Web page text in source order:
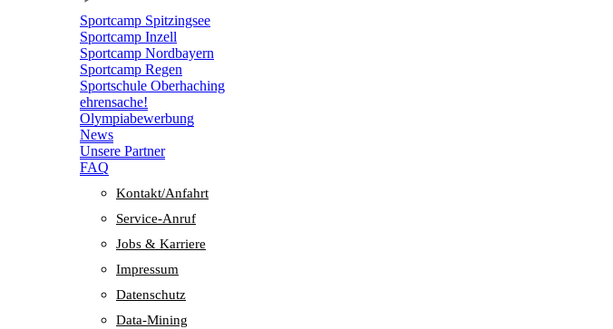
Sport­camp Spitzingsee
Sport­camp Inzell
Sport­camp Nordbayern
Sport­camp Regen
Sport­schule Oberhaching
ehren­sa­che!
Olym­pia­be­wer­bung
News
Unsere Part­ner
FAQ
Kontakt/​​Anfahrt
Service-Anruf
Jobs & Karriere
Impres­sum
Daten­schutz
Data-Mining